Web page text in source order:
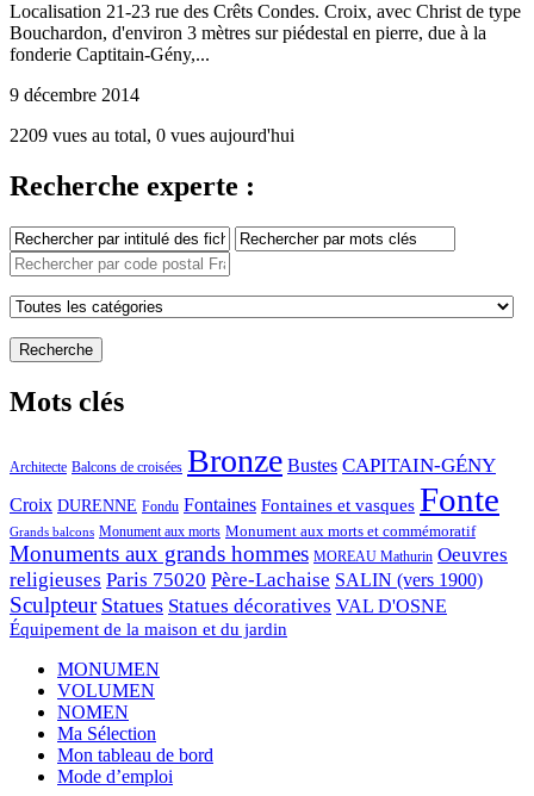
Localisation 21-23 rue des Crêts Condes. Croix, avec Christ de type
Bouchardon, d'environ 3 mètres sur piédestal en pierre, due à la
fonderie Captitain-Gény,...
9 décembre 2014
2209 vues au total, 0 vues aujourd'hui
Recherche experte :
Mots clés
Architecte Balcons de croisées Bronze Bustes CAPITAIN-GÉNY
Croix DURENNE Fondu Fontaines Fontaines et vasques Fonte
Grands balcons Monument aux morts Monument aux morts et commémoratif
Monuments aux grands hommes MOREAU Mathurin Oeuvres
religieuses Paris 75020 Père-Lachaise SALIN (vers 1900)
Sculpteur Statues Statues décoratives VAL D'OSNE
Équipement de la maison et du jardin
MONUMEN
VOLUMEN
NOMEN
Ma Sélection
Mon tableau de bord
Mode d’emploi